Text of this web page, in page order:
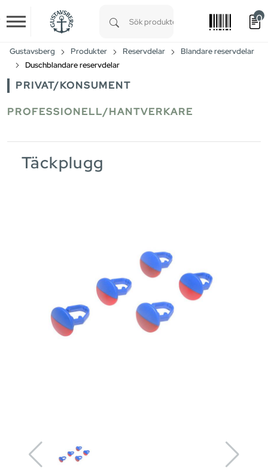
Skip to main content
0
Gustavsberg Produkter Reservdelar
Blandare reservdelar
Duschblandare reservdelar
PRIVAT/KONSUMENT
PROFESSIONELL/HANTVERKARE
Täckplugg